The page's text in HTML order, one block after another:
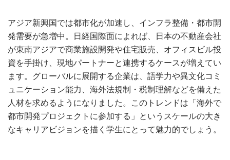
アジア新興国では都市化が加速し、インフラ整備・都市開
発需要が急増中。日経国際面によれば、日本の不動産会社
が東南アジアで商業施設開発や住宅販売、オフィスビル投
資を手掛け、現地パートナーと連携するケースが増えてい
ます。グローバルに展開する企業は、語学力や異文化コミ
ュニケーション能力、海外法規制・税制理解などを備えた
人材を求めるようになりました。このトレンドは「海外で
都市開発プロジェクトに参加する」というスケールの大き
なキャリアビジョンを描く学生にとって魅力的でしょう。